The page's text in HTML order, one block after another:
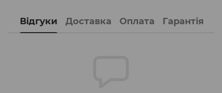
Відгуки Доставка Оплата Гарантія